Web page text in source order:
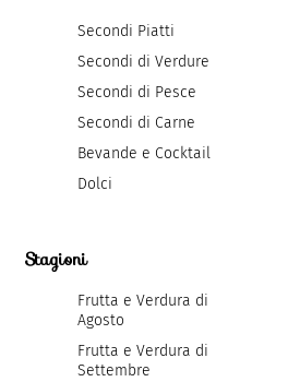
Secondi Piatti
Secondi di Verdure
Secondi di Pesce
Secondi di Carne
Bevande e Cocktail
Dolci
Stagioni
Frutta e Verdura di
Agosto
Frutta e Verdura di
Settembre